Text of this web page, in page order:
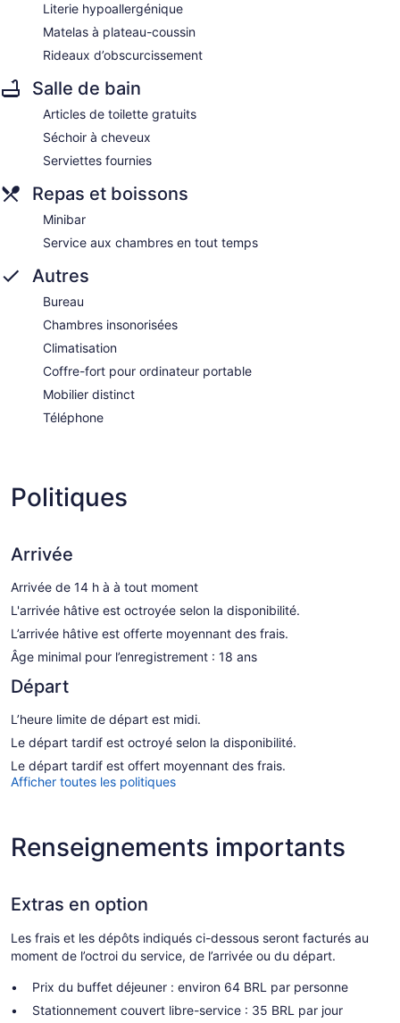
Literie hypoallergénique
Matelas à plateau-coussin
Rideaux d’obscurcissement
Salle de bain
Articles de toilette gratuits
Séchoir à cheveux
Serviettes fournies
Repas et boissons
Minibar
Service aux chambres en tout temps
Autres
Bureau
Chambres insonorisées
Climatisation
Coffre-fort pour ordinateur portable
Mobilier distinct
Téléphone
Politiques
Arrivée
Arrivée de 14 h à à tout moment
L'arrivée hâtive est octroyée selon la disponibilité.
L’arrivée hâtive est offerte moyennant des frais.
Âge minimal pour l’enregistrement : 18 ans
Départ
L’heure limite de départ est midi.
Le départ tardif est octroyé selon la disponibilité.
Le départ tardif est offert moyennant des frais.
Afficher toutes les politiques
Renseignements importants
Extras en option
Les frais et les dépôts indiqués ci-dessous seront facturés au
moment de l’octroi du service, de l’arrivée ou du départ.
Prix du buffet déjeuner : environ 64 BRL par personne
Stationnement couvert libre-service : 35 BRL par jour